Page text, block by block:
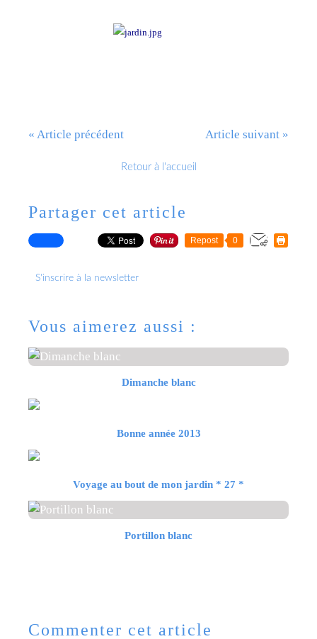
« Article précédent Article suivant »
Retour à l'accueil
Partager cet article
Repost 0
S'inscrire à la newsletter
Vous aimerez aussi :
Dimanche blanc
Bonne année 2013
Voyage au bout de mon jardin * 27 *
Portillon blanc
Commenter cet article